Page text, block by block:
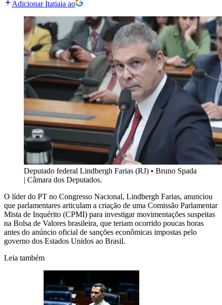
Adicionar Itatiaia ao
Deputado federal Lindbergh Farias (RJ) • Bruno Spada
| Câmara dos Deputados.
O líder do PT no Congresso Nacional, Lindbergh Farias, anunciou
que parlamentares articulam a criação de uma Comissão Parlamentar
Mista de Inquérito (CPMI) para investigar movimentações suspeitas
na Bolsa de Valores brasileira, que teriam ocorrido poucas horas
antes do anúncio oficial de sanções econômicas impostas pelo
governo dos Estados Unidos ao Brasil.
Leia também